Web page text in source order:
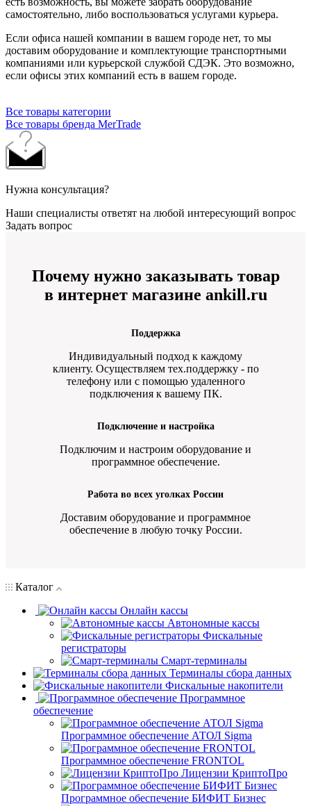
самостоятельно, либо воспользоваться услугами курьера.
Если офиса нашей компании в вашем городе нет, то мы
доставим оборудование и комплектующие транспортными
компаниями или курьерской службой СДЭК. Это возможно,
если офисы этих компаний есть в вашем городе.
Все товары категории
Все товары бренда MerTrade
Нужна консультация?
Наши специалисты ответят на любой интересующий вопрос
Задать вопрос
Почему нужно заказывать товар
в интернет магазине ankill.ru
Поддержка
Индивидуальный подход к каждому
клиенту. Осуществляем тех.поддержку - по
телефону или с помощью удаленного
подключения к вашему ПК.
Подключение и настройка
Подключим и настроим оборудование и
программное обеспечение.
Работа во всех уголках России
Доставим оборудование и программное
обеспечение в любую точку России.
Каталог
Онлайн кассы
Автономные кассы
Фискальные
регистраторы
Смарт-терминалы
Терминалы сбора данных
Фискальные накопители
Программное
обеспечение
Программное обеспечение АТОЛ Sigma
Программное обеспечение FRONTOL
Лицензии КриптоПро
Программное обеспечение БИФИТ Бизнес